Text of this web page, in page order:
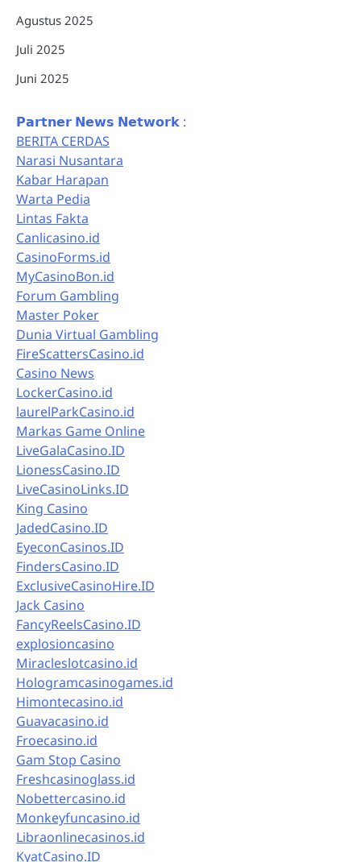
Agustus 2025
Juli 2025
Juni 2025
𝗣𝗮𝗿𝘁𝗻𝗲𝗿 𝗡𝗲𝘄𝘀 𝗡𝗲𝘁𝘄𝗼𝗿𝗸 :
BERITA CERDAS
Narasi Nusantara
Kabar Harapan
Warta Pedia
Lintas Fakta
Canlicasino.id
CasinoForms.id
MyCasinoBon.id
Forum Gambling
Master Poker
Dunia Virtual Gambling
FireScattersCasino.id
Casino News
LockerCasino.id
laurelParkCasino.id
Markas Game Online
LiveGalaCasino.ID
LionessCasino.ID
LiveCasinoLinks.ID
King Casino
JadedCasino.ID
EyeconCasinos.ID
FindersCasino.ID
ExclusiveCasinoHire.ID
Jack Casino
FancyReelsCasino.ID
explosioncasino
Miracleslotcasino.id
Hologramcasinogames.id
Himontecasino.id
Guavacasino.id
Froecasino.id
Gam Stop Casino
Freshcasinoglass.id
Nobettercasino.id
Monkeyfuncasino.id
Libraonlinecasinos.id
KyatCasino.ID